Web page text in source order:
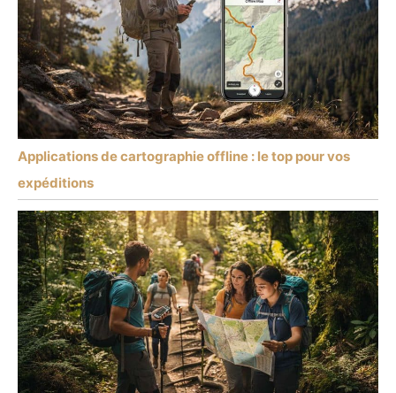
Applications de cartographie offline : le top pour vos
expéditions